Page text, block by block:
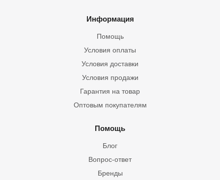
Информация
Помощь
Условия оплаты
Условия доставки
Условия продажи
Гарантия на товар
Оптовым покупателям
Помощь
Блог
Вопрос-ответ
Бренды